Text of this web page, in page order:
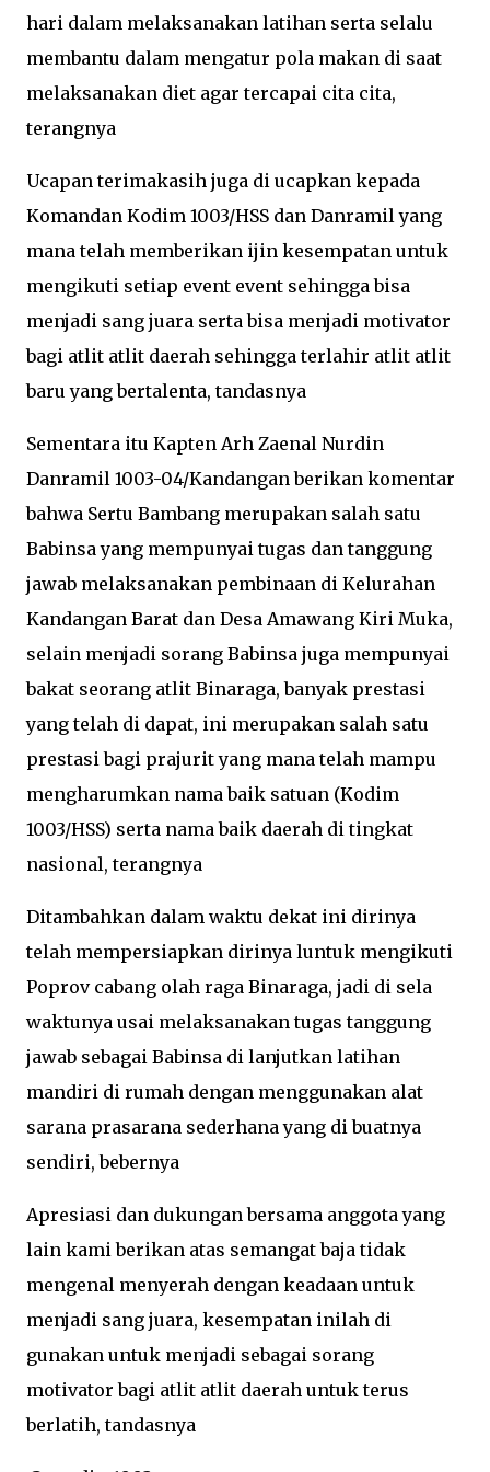
hari dalam melaksanakan latihan serta selalu
membantu dalam mengatur pola makan di saat
melaksanakan diet agar tercapai cita cita,
terangnya
Ucapan terimakasih juga di ucapkan kepada
Komandan Kodim 1003/HSS dan Danramil yang
mana telah memberikan ijin kesempatan untuk
mengikuti setiap event event sehingga bisa
menjadi sang juara serta bisa menjadi motivator
bagi atlit atlit daerah sehingga terlahir atlit atlit
baru yang bertalenta, tandasnya
Sementara itu Kapten Arh Zaenal Nurdin
Danramil 1003-04/Kandangan berikan komentar
bahwa Sertu Bambang merupakan salah satu
Babinsa yang mempunyai tugas dan tanggung
jawab melaksanakan pembinaan di Kelurahan
Kandangan Barat dan Desa Amawang Kiri Muka,
selain menjadi sorang Babinsa juga mempunyai
bakat seorang atlit Binaraga, banyak prestasi
yang telah di dapat, ini merupakan salah satu
prestasi bagi prajurit yang mana telah mampu
mengharumkan nama baik satuan (Kodim
1003/HSS) serta nama baik daerah di tingkat
nasional, terangnya
Ditambahkan dalam waktu dekat ini dirinya
telah mempersiapkan dirinya luntuk mengikuti
Poprov cabang olah raga Binaraga, jadi di sela
waktunya usai melaksanakan tugas tanggung
jawab sebagai Babinsa di lanjutkan latihan
mandiri di rumah dengan menggunakan alat
sarana prasarana sederhana yang di buatnya
sendiri, bebernya
Apresiasi dan dukungan bersama anggota yang
lain kami berikan atas semangat baja tidak
mengenal menyerah dengan keadaan untuk
menjadi sang juara, kesempatan inilah di
gunakan untuk menjadi sebagai sorang
motivator bagi atlit atlit daerah untuk terus
berlatih, tandasnya